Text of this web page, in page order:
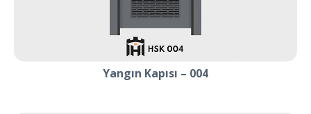
Yangın Kapısı – 004